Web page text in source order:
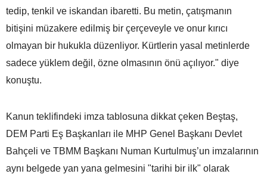
tedip, tenkil ve iskandan ibaretti. Bu metin, çatışmanın
bitişini müzakere edilmiş bir çerçeveyle ve onur kırıcı
olmayan bir hukukla düzenliyor. Kürtlerin yasal metinlerde
sadece yüklem değil, özne olmasının önü açılıyor." diye
konuştu.
Kanun teklifindeki imza tablosuna dikkat çeken Beştaş,
DEM Parti Eş Başkanları ile MHP Genel Başkanı Devlet
Bahçeli ve TBMM Başkanı Numan Kurtulmuş’un imzalarının
aynı belgede yan yana gelmesini "tarihi bir ilk" olarak